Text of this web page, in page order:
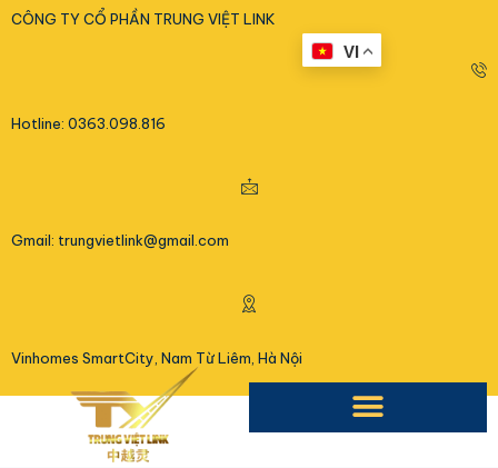
CÔNG TY CỔ PHẦN TRUNG VIỆT LINK
Hotline: 0363.098.816
Gmail: trungvietlink@gmail.com
Vinhomes SmartCity, Nam Từ Liêm, Hà Nội
VI